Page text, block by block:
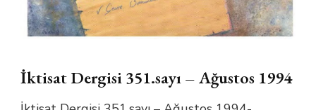
İktisat Dergisi 351.sayı – Ağustos 1994